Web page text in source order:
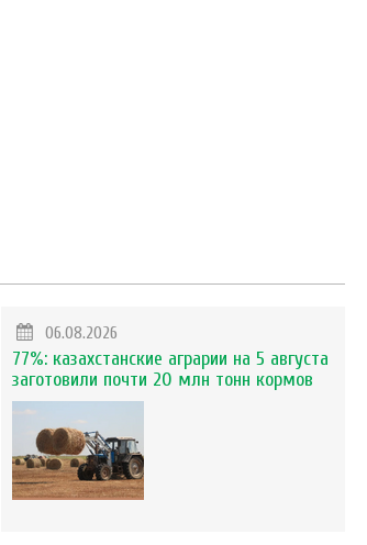
06.08.2026
77%: казахстанские аграрии на 5 августа
заготовили почти 20 млн тонн кормов